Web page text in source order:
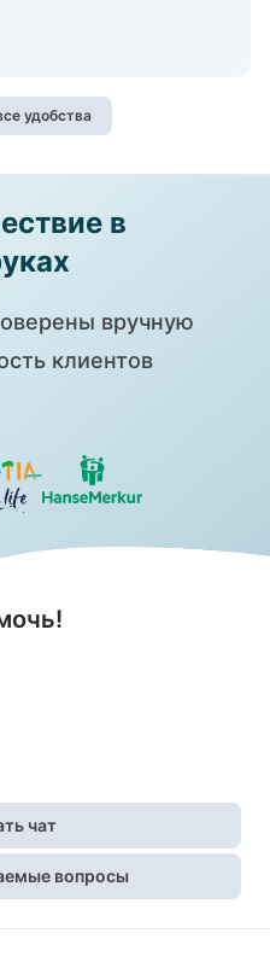
удобства
в
вручную
клиентов
чат
вопросы